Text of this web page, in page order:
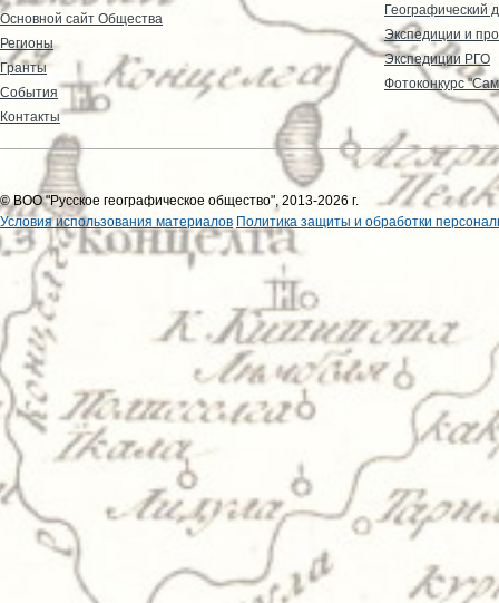
Основной сайт Общества
Регионы
Гранты
События
Контакты
Географический
Экспедиции и
Экспедиции РГО
Фотоконкурс
© ВОО "Русское географическое общество", 2013-2026 г.
Условия использования материалов Политика защиты и обработки